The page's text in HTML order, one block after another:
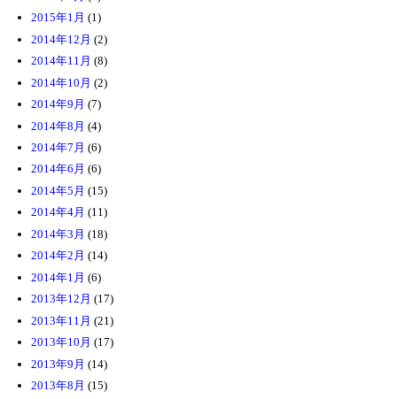
2015年1月 (1)
2014年12月 (2)
2014年11月 (8)
2014年10月 (2)
2014年9月 (7)
2014年8月 (4)
2014年7月 (6)
2014年6月 (6)
2014年5月 (15)
2014年4月 (11)
2014年3月 (18)
2014年2月 (14)
2014年1月 (6)
2013年12月 (17)
2013年11月 (21)
2013年10月 (17)
2013年9月 (14)
2013年8月 (15)